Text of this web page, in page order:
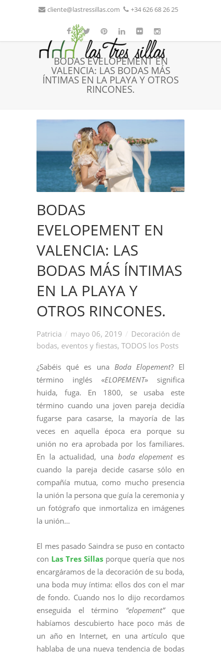
cliente@lastressillas.com +34 626 68 26 25
BODAS EVELOPEMENT EN
VALENCIA: LAS BODAS MÁS
ÍNTIMAS EN LA PLAYA Y OTROS
RINCONES.
BODAS
EVELOPEMENT EN
VALENCIA: LAS
BODAS MÁS ÍNTIMAS
EN LA PLAYA Y
OTROS RINCONES.
Patricia mayo 06, 2019
Decoración de
bodas, eventos y fiestas, TODOS los Posts
¿Sabéis qué es una Boda Elopement? El
término inglés «ELOPEMENT» significa
huida, fuga. En 1800, se usaba este
término cuando una joven pareja decidía
fugarse para casarse, la mayoría de las
veces en aquella época era porque su
unión no era aprobada por los familiares.
En la actualidad, una boda elopementes
cuando la pareja decide casarse sólo en
compañía mutua, como mucho presencia
la unión la persona que guía la ceremonia y
un fotógrafo que inmortaliza en imágenes
la unión…
El mes pasado Saindra se puso en contacto
con Las Tres Sillas porque quería que nos
encargáramos de la decoración de su boda,
una boda muy íntima: ellos dos con el mar
de fondo. Cuando nos lo dijo recordamos
enseguida el término “elopement”que
habíamos descubierto hace poco más de
un año en Internet, en una artículo que
hablaba de una nueva tendencia de bodas